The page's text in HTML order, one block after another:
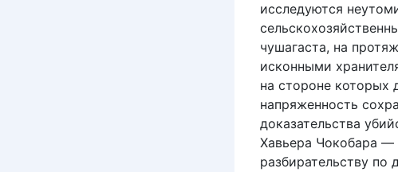
исследуются
чушагаста, на
исконными
на стороне которых
напряженность
доказательства
Хавьера Чокобара —
разбирательству по